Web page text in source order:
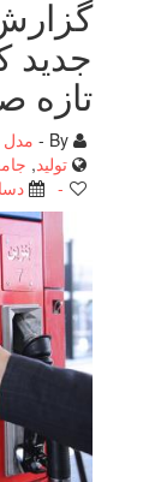
گزارش
جدید
تازه
مدل کودک
جامعه,
دسامبر 28, 2019